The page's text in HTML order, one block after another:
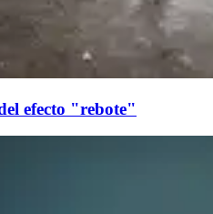
efecto "rebote"